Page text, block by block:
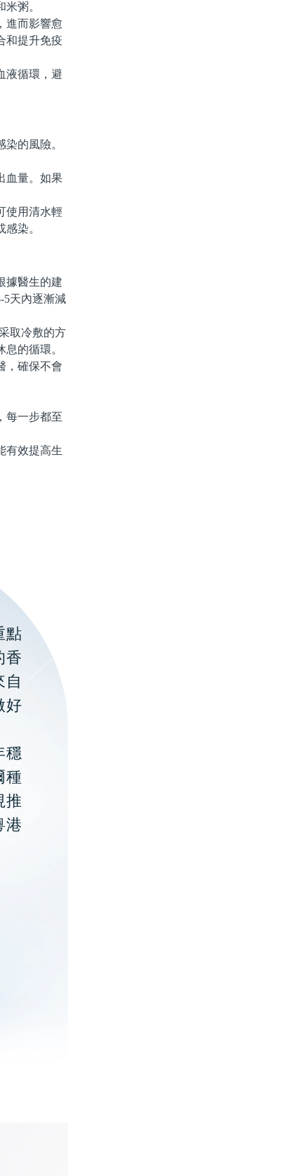
粥。
進而影響愈
和提升免疫
液循環，避
的風險。
血量。如果
使用清水輕
染。
據醫生的建
5天內逐漸減
取冷敷的方
的循環。
，確保不會
每一步都至
有效提高生
點
香
自
好
穩
種
推
港